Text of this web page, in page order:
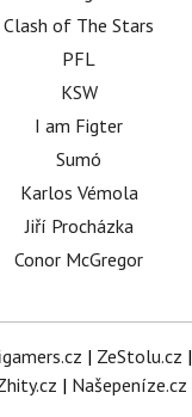
Clash of The Stars
PFL
KSW
I am Figter
Sumó
Karlos Vémola
Jiří Procházka
Conor McGregor
| ZeStolu.cz |
| Našepeníze.cz